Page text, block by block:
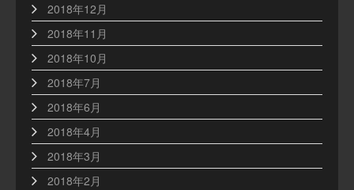
2018年12月
2018年11月
2018年10月
2018年7月
2018年6月
2018年4月
2018年3月
2018年2月